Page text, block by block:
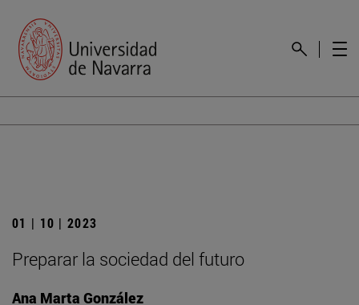
01 | 10 | 2023
Preparar la sociedad del futuro
Ana Marta González